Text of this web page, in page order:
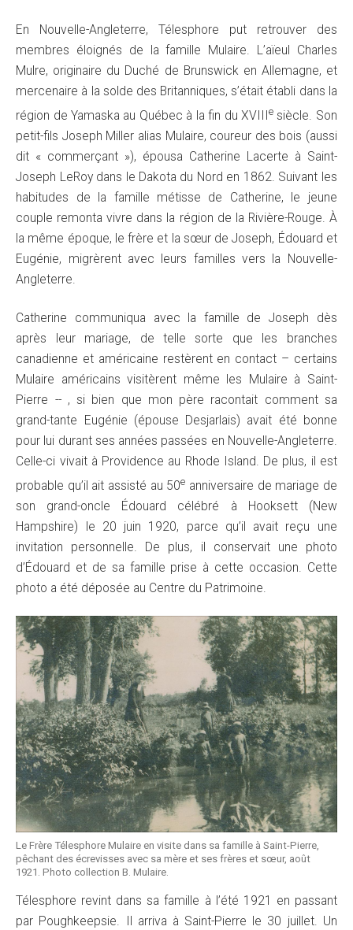
En Nouvelle-Angleterre, Télesphore put retrouver des
membres éloignés de la famille Mulaire. L’aïeul Charles
Mulre, originaire du Duché de Brunswick en Allemagne, et
mercenaire à la solde des Britanniques, s’était établi dans la
région de Yamaska au Québec à la fin du XVIII
esiècle. Son
petit-fils Joseph Miller alias Mulaire, coureur des bois (aussi
dit « commerçant »), épousa Catherine Lacerte à Saint-
Joseph LeRoy dans le Dakota du Nord en 1862. Suivant les
habitudes de la famille métisse de Catherine, le jeune
couple remonta vivre dans la région de la Rivière-Rouge. À
la même époque, le frère et la sœur de Joseph, Édouard et
Eugénie, migrèrent avec leurs familles vers la Nouvelle-
Angleterre.
Catherine communiqua avec la famille de Joseph dès
après leur mariage, de telle sorte que les branches
canadienne et américaine restèrent en contact – certains
Mulaire américains visitèrent même les Mulaire à Saint-
Pierre -- , si bien que mon père racontait comment sa
grand-tante Eugénie (épouse Desjarlais) avait été bonne
pour lui durant ses années passées en Nouvelle-Angleterre.
Celle-ci vivait à Providence au Rhode Island. De plus, il est
probable qu’il ait assisté au 50e anniversaire de mariage de
son grand-oncle Édouard célébré à Hooksett (New
Hampshire) le 20 juin 1920, parce qu’il avait reçu une
invitation personnelle. De plus, il conservait une photo
d’Édouard et de sa famille prise à cette occasion. Cette
photo a été déposée au Centre du Patrimoine.
Le Frère Télesphore Mulaire en visite dans sa famille à Saint-Pierre,
pêchant des écrevisses avec sa mère et ses frères et sœur, août
1921. Photo collection B. Mulaire.
Télesphore revint dans sa famille à l’été 1921 en passant
par Poughkeepsie. Il arriva à Saint-Pierre le 30 juillet. Un